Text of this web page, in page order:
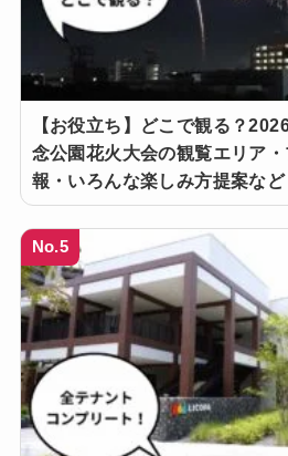
【お役立ち】どこで観る？
念公園花火大会の観覧エリア
報・いろんな楽しみ方提案など
No.5